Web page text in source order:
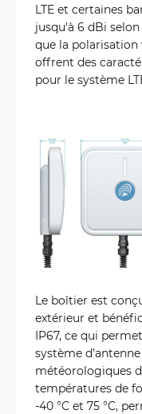
LTE et certaines
jusqu'à 6 dBi
que la
offrent des
pour le système
Le boîtier est
extérieur et
IP67, ce qui
système
météorologiques
températures de
-40 °C et 75 °C,